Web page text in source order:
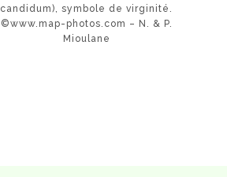
candidum), symbole de virginité.
©www.map-photos.com – N. & P.
Mioulane